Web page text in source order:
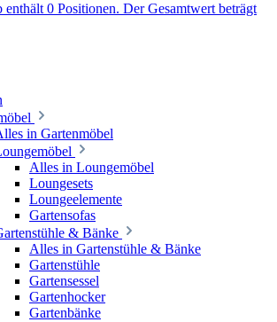
enthält 0 Positionen. Der Gesamtwert beträgt
in Gartenmöbel
Alles in Loungemöbel
Loungesets
Loungeelemente
Gartensofas
& Bänke
Alles in Gartenstühle & Bänke
Gartenstühle
Gartensessel
Gartenhocker
Gartenbänke